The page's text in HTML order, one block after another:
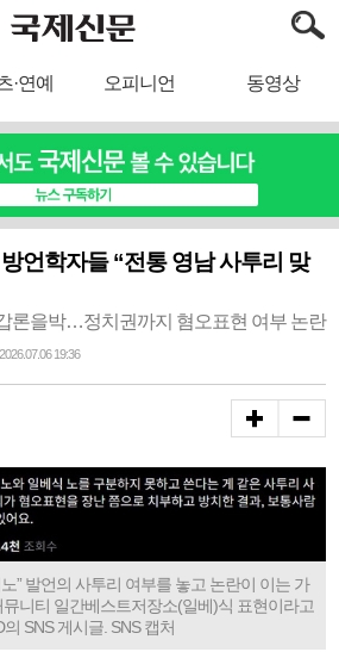
·연예 오피니언 동영상
방언학자들 “전통 영남 사투리 맞
론을박…정치권까지 혐오표현 여부 논란
19:36
” 발언의 사투리 여부를 놓고 논란이 이는 가
니티 일간베스트저장소(일베)식 표현이라고
SNS 게시글. SNS 캡처